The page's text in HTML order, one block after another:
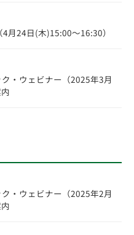
月24日(木)15:00～16:30）
・ウェビナー（2025年3月
・ウェビナー（2025年2月